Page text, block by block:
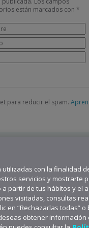
están marcados con *
para reducir el spam.
Suscríbete a aceNews
con la finalidad
servicios y mostrarte
partir de tus hábitos y el
visitadas, consultas
en “Rechazarlas todas”
obtener